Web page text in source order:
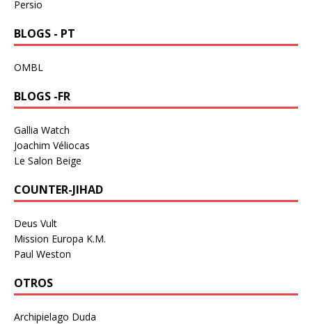
Persio
BLOGS - PT
OMBL
BLOGS -FR
Gallia Watch
Joachim Véliocas
Le Salon Beige
COUNTER-JIHAD
Deus Vult
Mission Europa K.M.
Paul Weston
OTROS
Archipielago Duda